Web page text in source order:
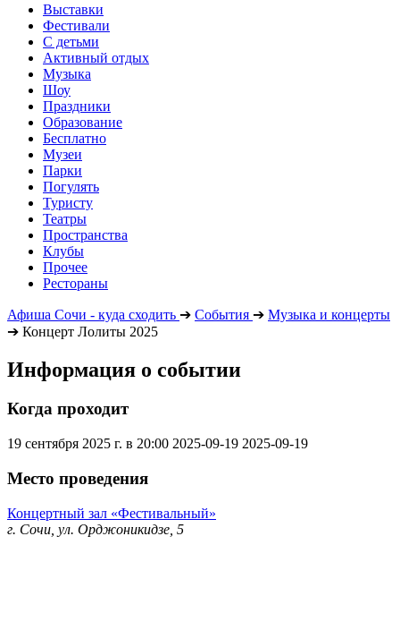
Выставки
Фестивали
С детьми
Активный отдых
Музыка
Шоу
Праздники
Образование
Бесплатно
Музеи
Парки
Погулять
Туристу
Театры
Пространства
Клубы
Прочее
Рестораны
Афиша Сочи - куда сходить ➔ События ➔ Музыка и концерты
➔ Концерт Лолиты 2025
Информация о событии
Когда проходит
19 сентября 2025 г. в 20:00 2025-09-19 2025-09-19
Место проведения
Концертный зал «Фестивальный»
г. Сочи, ул. Орджоникидзе, 5